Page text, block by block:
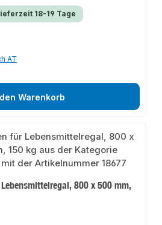
18-19 Tage
AT
den Warenkorb
800 x 500 mm,